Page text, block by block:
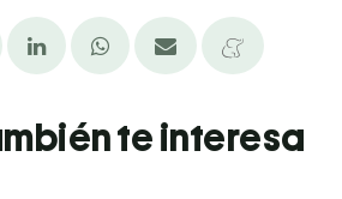
te interesa